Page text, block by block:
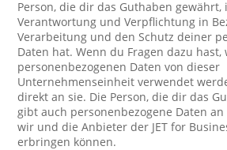
Person, die dir das Guthaben gewährt,
Verantwortung und Verpflichtung in
Verarbeitung und den Schutz deiner
Daten hat. Wenn du Fragen dazu hast,
personenbezogenen Daten von dieser
Unternehmenseinheit verwendet
direkt an sie. Die Person, die dir das
gibt auch personenbezogene Daten
wir und die Anbieter der JET for
erbringen können.